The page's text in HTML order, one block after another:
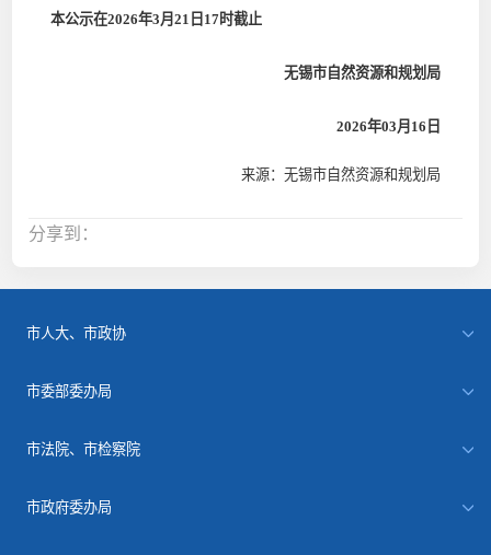
本公示在2026年3月21 日 17时截止
无锡市自然资源和规划局
2026年03月16日
来源：无锡市自然资源和规划局
分享到：
市人大、市政协
市委部委办局
市法院、市检察院
市政府委办局